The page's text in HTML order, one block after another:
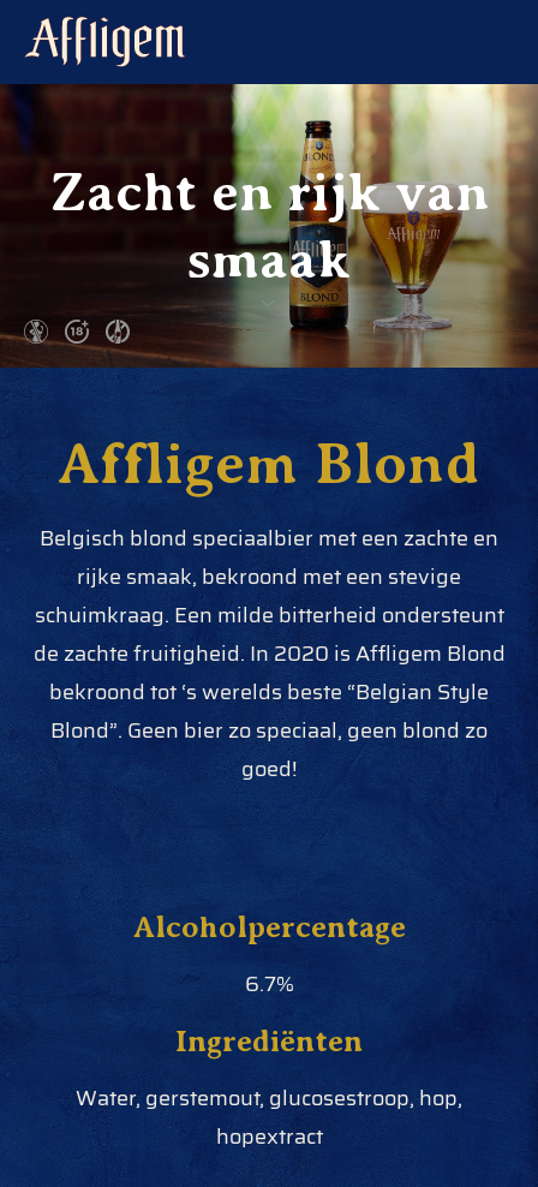
Zacht en rijk van
smaak
Affligem Blond
Belgisch blond speciaalbier met een zachte en
rijke smaak, bekroond met een stevige
schuimkraag. Een milde bitterheid ondersteunt
de zachte fruitigheid. In 2020 is Affligem Blond
bekroond tot ‘s werelds beste “Belgian Style
Blond”. Geen bier zo speciaal, geen blond zo
goed!
Alcoholpercentage
6.7%
Ingrediënten
Water, gerstemout, glucosestroop, hop,
hopextract